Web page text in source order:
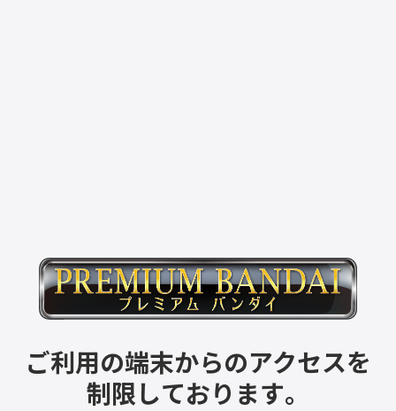
ご利用の端末からのアクセスを
制限しております。